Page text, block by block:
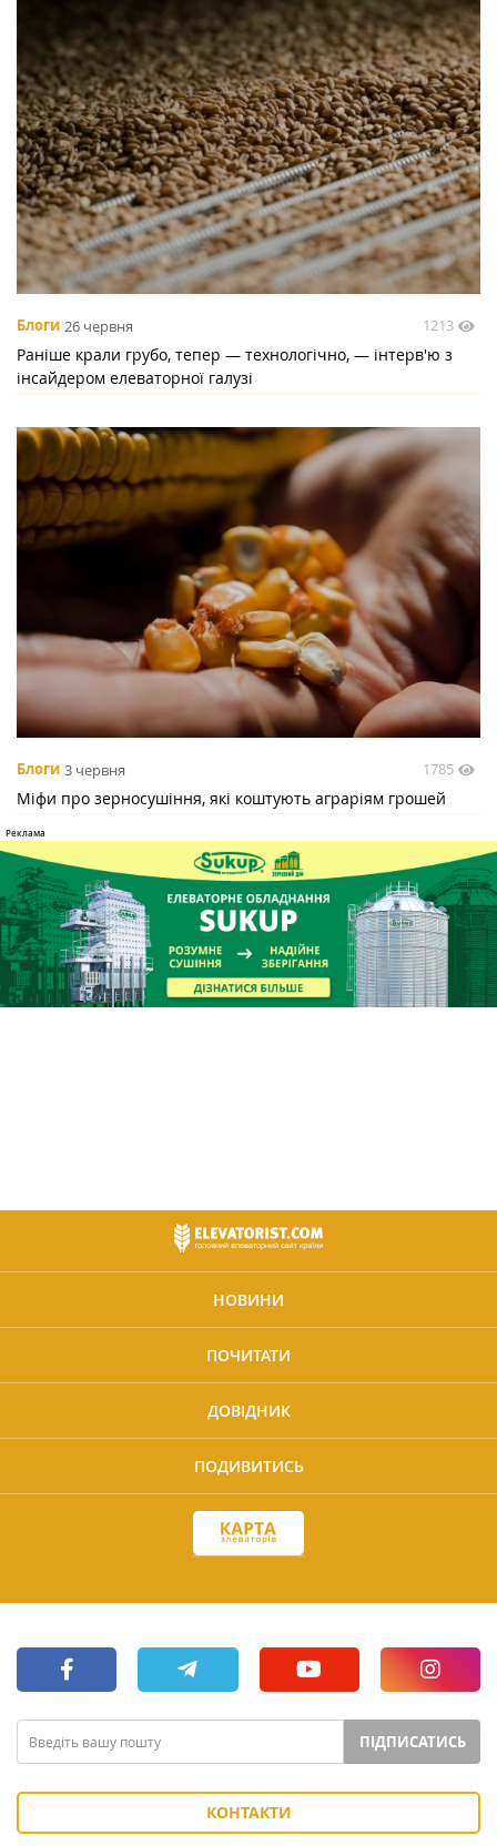
Блоги 26 червня 1213
Раніше крали грубо, тепер — технологічно, — інтерв'ю з
інсайдером елеваторної галузі
Блоги 3 червня 1785
Міфи про зерносушіння, які коштують аграріям грошей
НОВИНИ
ПОЧИТАТИ
ДОВІДНИК
ПОДИВИТИСЬ
ПІДПИСАТИСЬ
КОНТАКТИ